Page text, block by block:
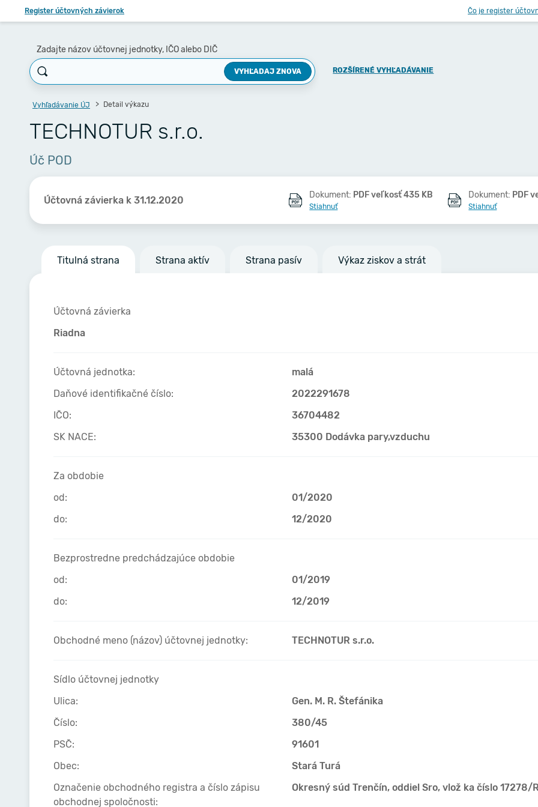
Register účtovných závierok Čo je register
Zadajte názov účtovnej jednotky, IČO alebo DIČ
VYHĽADAJ ZNOVA ROZŠÍRENÉ VYHĽADÁVANIE
Vyhľadávanie ÚJ Detail výkazu
TECHNOTUR s.r.o.
Úč POD
Účtovná závierka k 31.12.2020 Dokument: PDF veľkosť 435 KB
Stiahnuť
Dokument: PDF
Stiahnuť
Titulná strana Strana aktív Strana pasív Výkaz ziskov a strát
Účtovná závierka
Riadna
Účtovná jednotka:
malá
Daňové identifikačné číslo:
2022291678
IČO:
36704482
SK NACE:
35300 Dodávka pary,vzduchu
Za obdobie
od:
01/2020
do:
12/2020
Bezprostredne predchádzajúce obdobie
od:
01/2019
do:
12/2019
Obchodné meno (názov) účtovnej jednotky: TECHNOTUR s.r.o.
Sídlo účtovnej jednotky
Ulica:
Gen. M. R. Štefánika
Číslo:
380/45
PSČ:
91601
Obec:
Stará Turá
Označenie obchodného registra a číslo zápisu
obchodnej spoločnosti:
Okresný súd Trenčín, oddiel Sro, vlož ka číslo 17278/